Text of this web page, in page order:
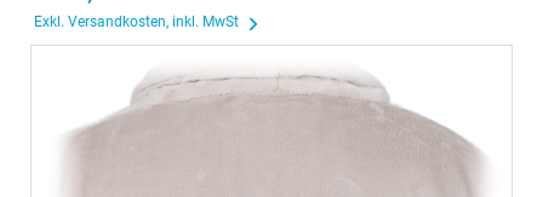
Exkl. Versandkosten, inkl. MwSt